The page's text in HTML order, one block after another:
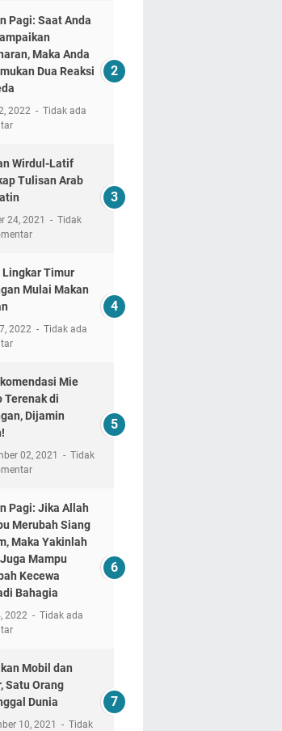
Pagi: Saat Anda
Maka Anda
Dua Reaksi
2022
Tidak ada
Wirdul-Latif
Tulisan Arab
24, 2021
Tidak
Timur
Mulai Makan
2022
Tidak ada
Mie
Terenak di
Dijamin
02, 2021
Tidak
Pagi: Jika Allah
Merubah Siang
Maka Yakinlah
Mampu
Kecewa
Bahagia
2022
Tidak ada
Mobil dan
Satu Orang
Dunia
10, 2021
Tidak